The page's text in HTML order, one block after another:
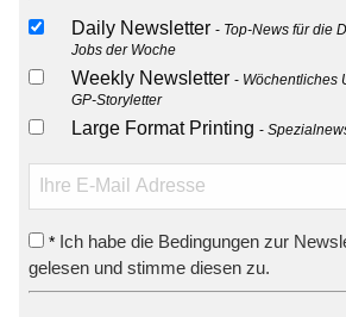
Daily Newsletter
Top-News für die
Jobs der Woche
Weekly Newsletter
Wöchentliches
GP-Storyletter
Large Format Printing
* Ich habe die Bedingungen zur
gelesen und stimme diesen zu.